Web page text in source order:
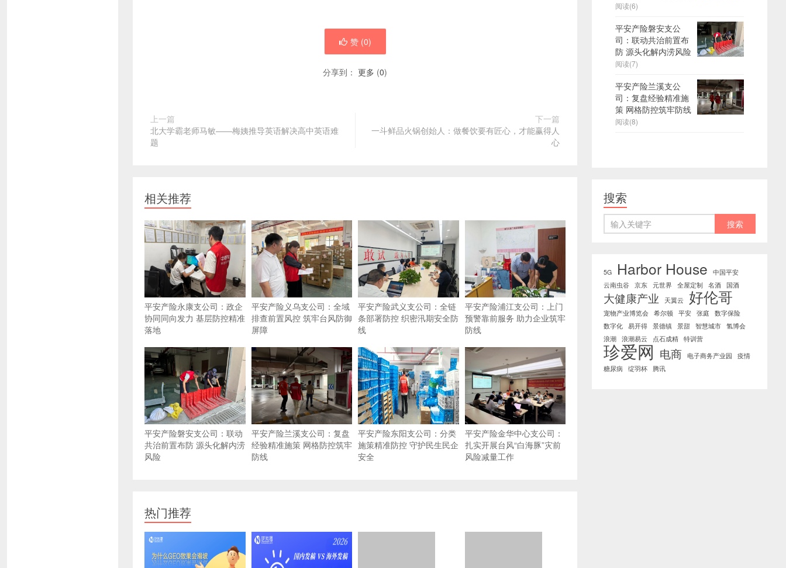
赞 (0)
分享到： 更多 (0)
上一篇
北大学霸老师马敏——梅姨推导英语解决高中英语难
题
下一篇
一斗鲜品火锅创始人：做餐饮要有匠心，才能赢得人
心
相关推荐
平安产险永康支公司：政企
协同同向发力 基层防控精准
落地
平安产险义乌支公司：全域
排查前置风控 筑牢台风防御
屏障
平安产险武义支公司：全链
条部署防控 织密汛期安全防
线
平安产险浦江支公司：上门
预警靠前服务 助力企业筑牢
防线
平安产险磐安支公司：联动
共治前置布防 源头化解内涝
风险
平安产险兰溪支公司：复盘
经验精准施策 网格防控筑牢
防线
平安产险东阳支公司：分类
施策精准防控 守护民生民企
安全
平安产险金华中心支公司：
扎实开展台风“白海豚”灾前
风险减量工作
热门推荐
阅读(6)
平安产险磐安支公
司：联动共治前置布
防 源头化解内涝风险
阅读(7)
平安产险兰溪支公
司：复盘经验精准施
策 网格防控筑牢防线
阅读(8)
搜索
5G Harbor House
中国平安
云南虫谷 京东 元世界 全屋定制 名酒 国酒
大健康产业 天翼云 好伦哥
宠物产业博览会 希尔顿 平安 张庭
数字保险
数字化 易开得 景德镇 景甜 智慧城市 氢博会
浪潮 浪潮易云 点石成精 特训营
珍爱网 电商 电子商务产业园
疫情
糖尿病
绽羽杯 腾讯